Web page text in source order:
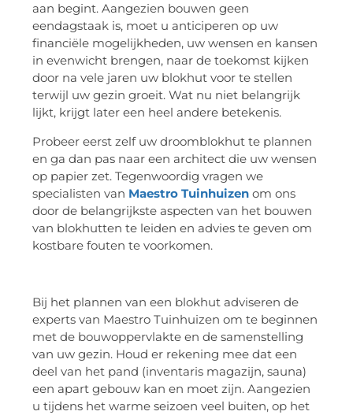
aan begint. Aangezien bouwen geen
eendagstaak is, moet u anticiperen op uw
financiële mogelijkheden, uw wensen en kansen
in evenwicht brengen, naar de toekomst kijken
door na vele jaren uw blokhut voor te stellen
terwijl uw gezin groeit. Wat nu niet belangrijk
lijkt, krijgt later een heel andere betekenis.
Probeer eerst zelf uw droomblokhut te plannen
en ga dan pas naar een architect die uw wensen
op papier zet. Tegenwoordig vragen we
specialisten van Maestro Tuinhuizen om ons
door de belangrijkste aspecten van het bouwen
van blokhutten te leiden en advies te geven om
kostbare fouten te voorkomen.
Bij het plannen van een blokhut adviseren de
experts van Maestro Tuinhuizen om te beginnen
met de bouwoppervlakte en de samenstelling
van uw gezin. Houd er rekening mee dat een
deel van het pand (inventaris magazijn, sauna)
een apart gebouw kan en moet zijn. Aangezien
u tijdens het warme seizoen veel buiten, op het